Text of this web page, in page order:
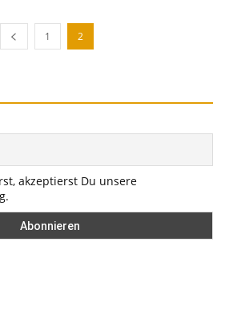
1 2
akzeptierst Du unsere